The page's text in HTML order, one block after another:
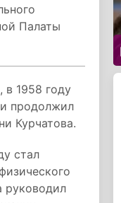
Палаты
в 1958 году
и продолжил
Курчатова.
стал
руководил